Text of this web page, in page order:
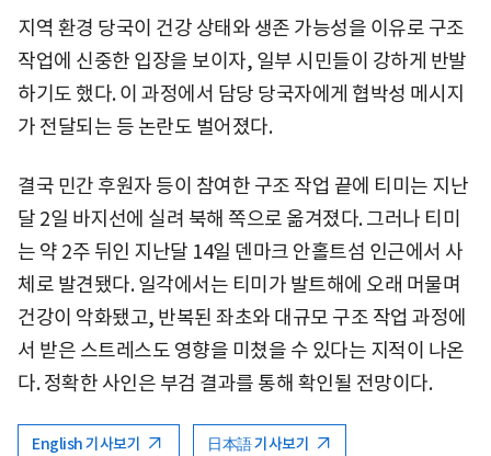
지역 환경 당국이 건강 상태와 생존 가능성을 이유로 구조
작업에 신중한 입장을 보이자, 일부 시민들이 강하게 반발
하기도 했다. 이 과정에서 담당 당국자에게 협박성 메시지
가 전달되는 등 논란도 벌어졌다.
결국 민간 후원자 등이 참여한 구조 작업 끝에 티미는 지난
달 2일 바지선에 실려 북해 쪽으로 옮겨졌다. 그러나 티미
는 약 2주 뒤인 지난달 14일 덴마크 안홀트섬 인근에서 사
체로 발견됐다. 일각에서는 티미가 발트해에 오래 머물며
건강이 악화됐고, 반복된 좌초와 대규모 구조 작업 과정에
서 받은 스트레스도 영향을 미쳤을 수 있다는 지적이 나온
다. 정확한 사인은 부검 결과를 통해 확인될 전망이다.
English 기사보기 日本語 기사보기